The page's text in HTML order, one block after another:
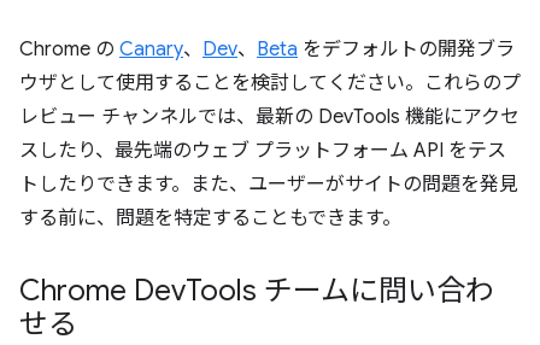
Chrome の Canary、 Dev、 Beta をデフォルトの開発ブラ
ウザとして使用することを検討してください。これらのプ
レビュー チャンネルでは、最新の DevTools 機能にアクセ
スしたり、最先端のウェブ プラットフォーム API をテス
トしたりできます。また、ユーザーがサイトの問題を発見
する前に、問題を特定することもできます。
Chrome DevTools チームに問い合わ
せる